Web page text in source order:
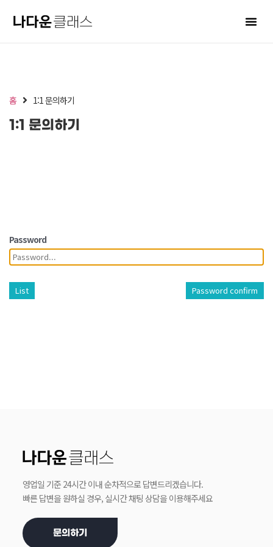
홈 1:1 문의하기
1:1 문의하기
Password
List Password confirm
영업일 기준 24시간 이내 순차적으로 답변드리겠습니다.
빠른 답변을 원하실 경우, 실시간 채팅 상담을 이용해주세요
문의하기